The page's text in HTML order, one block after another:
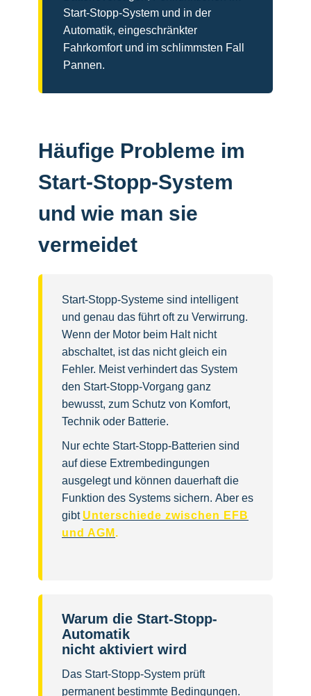
Start-Stopp-System und in der
Automatik, eingeschränkter
Fahrkomfort und im schlimmsten Fall
Pannen.
Häufige Probleme im
Start-Stopp-System
und wie man sie
vermeidet
Start-Stopp-Systeme sind intelligent
und genau das führt oft zu Verwirrung.
Wenn der Motor beim Halt nicht
abschaltet, ist das nicht gleich ein
Fehler. Meist verhindert das System
den Start-Stopp-Vorgang ganz
bewusst, zum Schutz von Komfort,
Technik oder Batterie.
Nur echte Start-Stopp-Batterien sind
auf diese Extrembedingungen
ausgelegt und können dauerhaft die
Funktion des Systems sichern. Aber es
gibt Unterschiede zwischen EFB
und AGM .
Warum die Start-Stopp-
Automatik
nicht aktiviert wird
Das Start-Stopp-System prüft
permanent bestimmte Bedingungen.